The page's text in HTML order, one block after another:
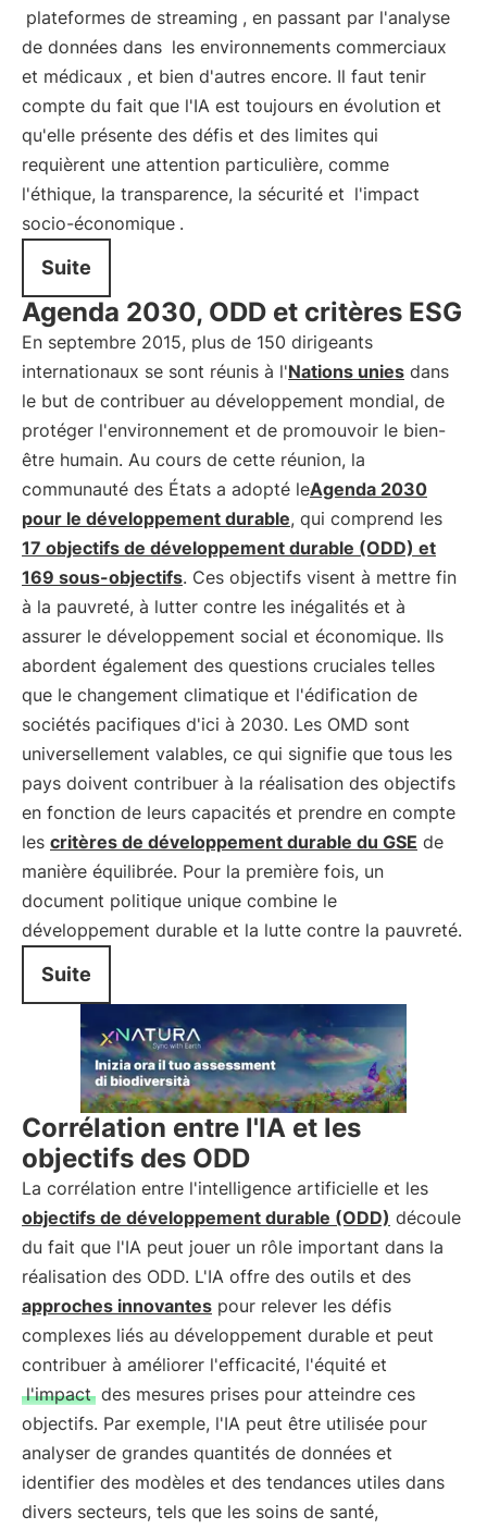
plateformes de streaming , en passant par l'analyse
de données dans les environnements commerciaux
et médicaux , et bien d'autres encore. Il faut tenir
compte du fait que l'IA est toujours en évolution et
qu'elle présente des défis et des limites qui
requièrent une attention particulière, comme
l'éthique, la transparence, la sécurité et l'impact
socio-économique .
Suite
Agenda 2030, ODD et critères ESG
En septembre 2015, plus de 150 dirigeants
internationaux se sont réunis à l'Nations unies dans
le but de contribuer au développement mondial, de
protéger l'environnement et de promouvoir le bien-
être humain. Au cours de cette réunion, la
communauté des États a adopté leAgenda 2030
pour le développement durable, qui comprend les
17 objectifs de développement durable (ODD) et
169 sous-objectifs. Ces objectifs visent à mettre fin
à la pauvreté, à lutter contre les inégalités et à
assurer le développement social et économique. Ils
abordent également des questions cruciales telles
que le changement climatique et l'édification de
sociétés pacifiques d'ici à 2030. Les OMD sont
universellement valables, ce qui signifie que tous les
pays doivent contribuer à la réalisation des objectifs
en fonction de leurs capacités et prendre en compte
les critères de développement durable du GSE de
manière équilibrée. Pour la première fois, un
document politique unique combine le
développement durable et la lutte contre la pauvreté.
Suite
Corrélation entre l'IA et les
objectifs des ODD
La corrélation entre l'intelligence artificielle et les
objectifs de développement durable (ODD) découle
du fait que l'IA peut jouer un rôle important dans la
réalisation des ODD. L'IA offre des outils et des
approches innovantes pour relever les défis
complexes liés au développement durable et peut
contribuer à améliorer l'efficacité, l'équité et
l'impact des mesures prises pour atteindre ces
objectifs. Par exemple, l'IA peut être utilisée pour
analyser de grandes quantités de données et
identifier des modèles et des tendances utiles dans
divers secteurs, tels que les soins de santé,